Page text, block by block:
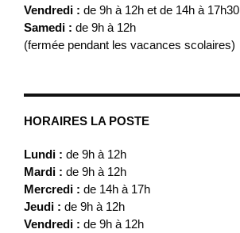
Vendredi : de 9h à 12h et de 14h à 17h30
Samedi : de 9h à 12h
(fermée pendant les vacances scolaires)
HORAIRES LA POSTE
Lundi : de 9h à 12h
Mardi : de 9h à 12h
Mercredi : de 14h à 17h
Jeudi : de 9h à 12h
Vendredi : de 9h à 12h